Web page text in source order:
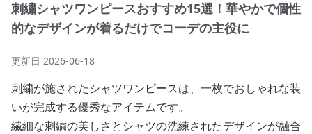
刺繍シャツワンピースおすすめ15選！華やかで個性
的なデザインが着るだけでコーデの主役に
更新日 2026-06-18
刺繍が施されたシャツワンピースは、一枚でおしゃれな装
いが完成する優秀なアイテムです。
繊細な刺繍の美しさとシャツの洗練されたデザインが融合